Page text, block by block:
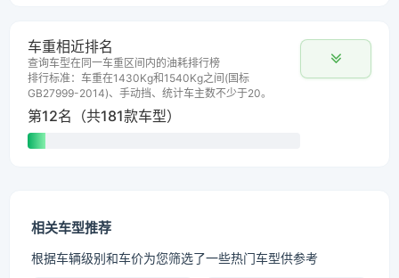
车重相近排名
查询车型在同一车重区间内的油耗排行榜
排行标准：车重在1430Kg和1540Kg之间(国标
GB27999-2014)、手动挡、统计车主数不少于20。
第12名（共181款车型）
相关车型推荐
根据车辆级别和车价为您筛选了一些热门车型供参考